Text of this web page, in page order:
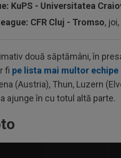
KuPS - Universitatea
CFR Cluj - Tromso,
două săptămâni, în
fi pe lista mai multor
(Austria), Thun, Luzern
ajunge în cu totul altă parte.